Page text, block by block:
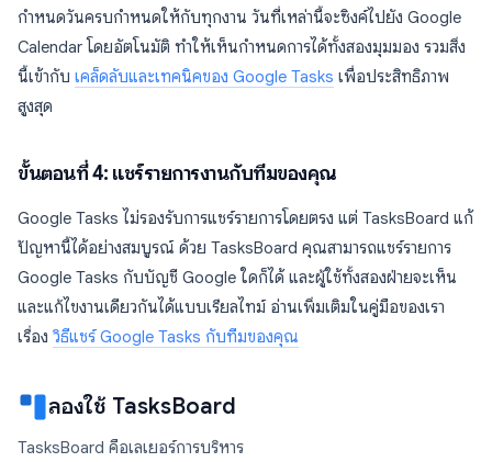
กำหนดวันครบกำหนดให้กับทุกงาน วันที่เหล่านี้จะซิงค์ไปยัง Google
Calendar โดยอัตโนมัติ ทำให้เห็นกำหนดการได้ทั้งสองมุมมอง รวมสิ่ง
นี้เข้ากับ เคล็ดลับและเทคนิคของ Google Tasks เพื่อประสิทธิภาพ
สูงสุด
ขั้นตอนที่ 4: แชร์รายการงานกับทีมของคุณ
Google Tasks ไม่รองรับการแชร์รายการโดยตรง แต่ TasksBoard แก้
ปัญหานี้ได้อย่างสมบูรณ์ ด้วย TasksBoard คุณสามารถแชร์รายการ
Google Tasks กับบัญชี Google ใดก็ได้ และผู้ใช้ทั้งสองฝ่ายจะเห็น
และแก้ไขงานเดียวกันได้แบบเรียลไทม์ อ่านเพิ่มเติมในคู่มือของเรา
เรื่อง วิธีแชร์ Google Tasks กับทีมของคุณ
ลองใช้ TasksBoard
TasksBoard คือเลเยอร์การบริหาร